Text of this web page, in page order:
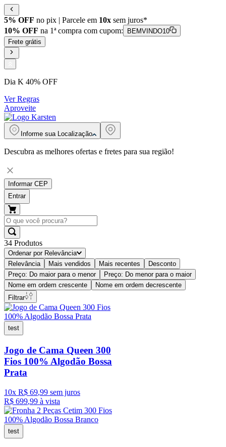
5% OFF no pix | Parcele em 10x sem juros*
10% OFF na 1ª compra com cupom:
BEMVINDO10
Frete grátis
Dia K 40% OFF
Ver Regras
Aproveite
Informe sua Localização
Descubra as melhores ofertas e fretes para sua região!
Informar CEP
Entrar
34 Produtos
Ordenar por Relevância
Relevância
Mais vendidos Mais recentes
Desconto
Preço: Do maior para o menor
Preço: Do menor para o maior
Nome em ordem crescente
Nome em ordem decrescente
Filtrar
test
Jogo de Cama Queen 300
Fios 100% Algodão Bossa
Prata
10x R$ 69,99 sem juros
R$ 699,99 à vista
test